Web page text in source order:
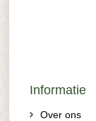
Informatie
Over ons